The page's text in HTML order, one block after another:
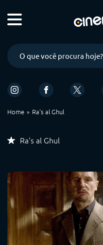
Home Ra's al Ghul
Ra's al Ghul